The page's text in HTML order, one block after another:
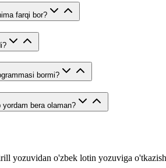
farqi bor?
bormi?
bera olaman?
yozuvidan o'zbek lotin yozuviga